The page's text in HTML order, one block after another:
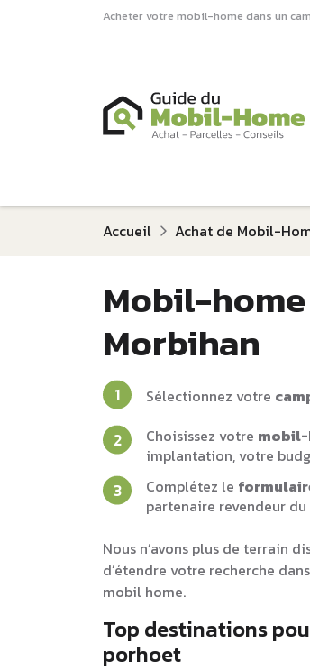
Acheter votre mobil-home dans un
Accueil Achat de Mobil-
Mobil-
Morbihan
Sélectionnez votre
Choisissez votre
implantation, votre
Complétez le
partenaire revendeur
Nous n’avons plus de terrain
d’étendre votre recherche
mobil home.
Top destinations
porhoet